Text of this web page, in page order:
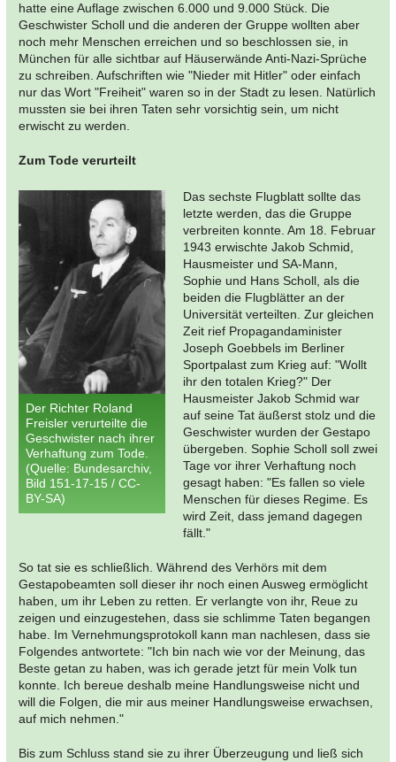
hatte eine Auflage zwischen 6.000 und 9.000 Stück. Die
Geschwister Scholl und die anderen der Gruppe wollten aber
noch mehr Menschen erreichen und so beschlossen sie, in
München für alle sichtbar auf Häuserwände Anti-Nazi-Sprüche
zu schreiben. Aufschriften wie "Nieder mit Hitler" oder einfach
nur das Wort "Freiheit" waren so in der Stadt zu lesen. Natürlich
mussten sie bei ihren Taten sehr vorsichtig sein, um nicht
erwischt zu werden.
Zum Tode verurteilt
Der Richter Roland
Freisler verurteilte die
Geschwister nach ihrer
Verhaftung zum Tode.
(Quelle: Bundesarchiv,
Bild 151-17-15 / CC-
BY-SA)
Das sechste Flugblatt sollte das
letzte werden, das die Gruppe
verbreiten konnte. Am 18. Februar
1943 erwischte Jakob Schmid,
Hausmeister und SA-Mann,
Sophie und Hans Scholl, als die
beiden die Flugblätter an der
Universität verteilten. Zur gleichen
Zeit rief Propagandaminister
Joseph Goebbels im Berliner
Sportpalast zum Krieg auf: "Wollt
ihr den totalen Krieg?" Der
Hausmeister Jakob Schmid war
auf seine Tat äußerst stolz und die
Geschwister wurden der Gestapo
übergeben. Sophie Scholl soll zwei
Tage vor ihrer Verhaftung noch
gesagt haben: "Es fallen so viele
Menschen für dieses Regime. Es
wird Zeit, dass jemand dagegen
fällt."
So tat sie es schließlich. Während des Verhörs mit dem
Gestapobeamten soll dieser ihr noch einen Ausweg ermöglicht
haben, um ihr Leben zu retten. Er verlangte von ihr, Reue zu
zeigen und einzugestehen, dass sie schlimme Taten begangen
habe. Im Vernehmungsprotokoll kann man nachlesen, dass sie
Folgendes antwortete: "Ich bin nach wie vor der Meinung, das
Beste getan zu haben, was ich gerade jetzt für mein Volk tun
konnte. Ich bereue deshalb meine Handlungsweise nicht und
will die Folgen, die mir aus meiner Handlungsweise erwachsen,
auf mich nehmen."
Bis zum Schluss stand sie zu ihrer Überzeugung und ließ sich